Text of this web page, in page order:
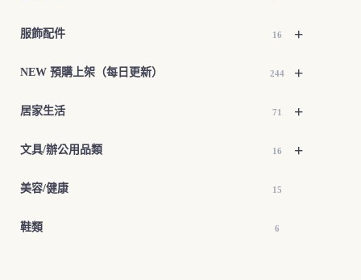
+
服飾配件 16
+
NEW 預購上架（每日更新） 244
+
居家生活 71
+
文具/辦公用品類 16
美容/健康 15
鞋類 6